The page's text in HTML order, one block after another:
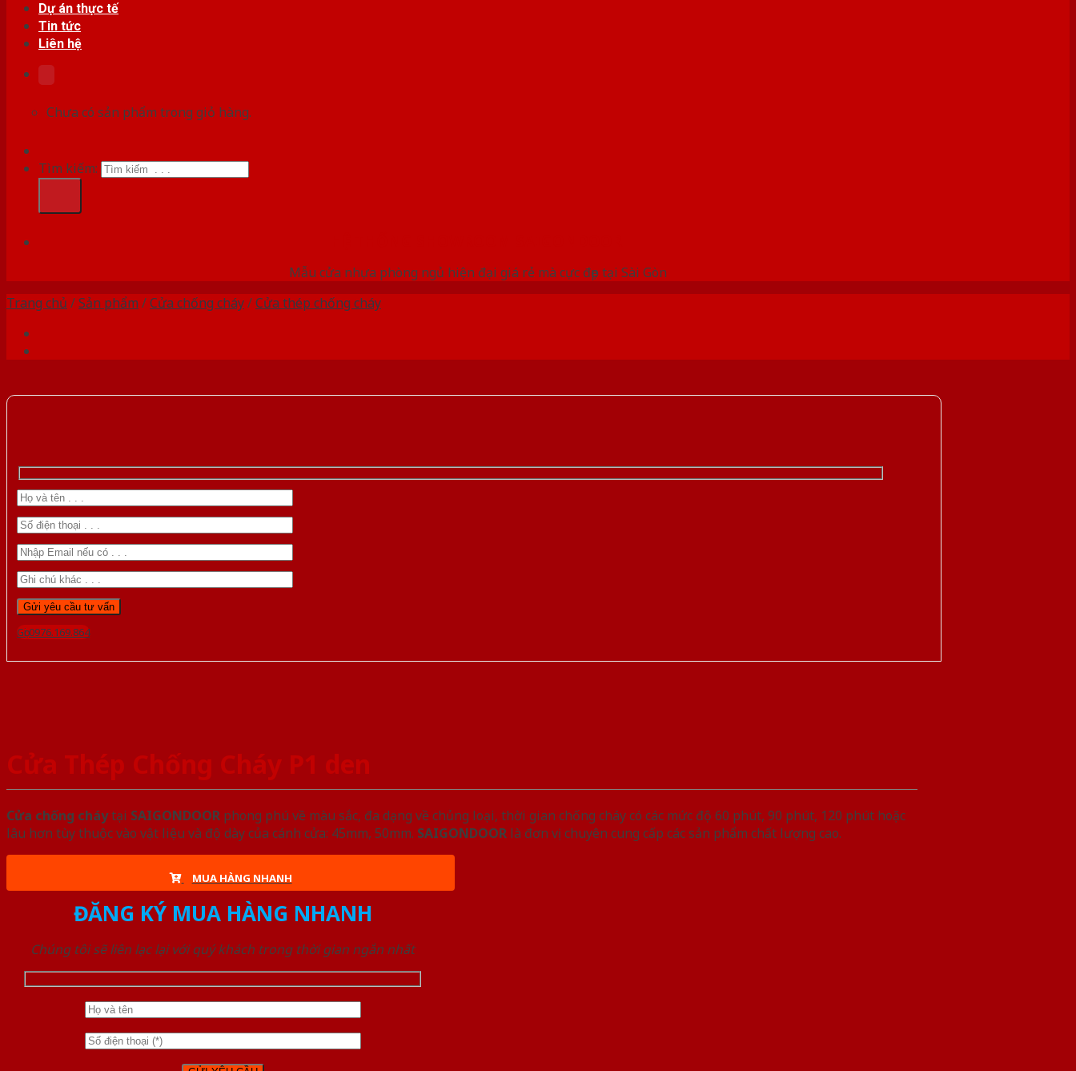
Dự án thực tế
Tin tức
Liên hệ
Chưa có sản phẩm trong giỏ hàng.
Tìm kiếm:
Mẫu cửa nhựa phòng ngủ hiện đại giá rẻ mà cực đẹp tại Sài Gòn
Trang chủ /Sản phẩm /Cửa chống cháy/Cửa thép chống cháy
Gọi 0976.169.864
Cửa Thép Chống Cháy P1 den
Cửa chống cháytại SAIGONDOOR phong phú về màu sắc, đa dạng về chủng loại, thời gian chống cháy có các mức độ 60 phút, 90 phút, 120 phút hoặc
lâu hơn tùy thuộc vào vật liệu và độ dày của cánh cửa: 45mm, 50mm. SAIGONDOOR là đơn vị chuyên cung cấp các sản phẩm chất lượng cao.
MUA HÀNG NHANH
ĐĂNG KÝ MUA HÀNG NHANH
Chúng tôi sẽ liên lạc lại với quý khách trong thời gian ngắn nhất